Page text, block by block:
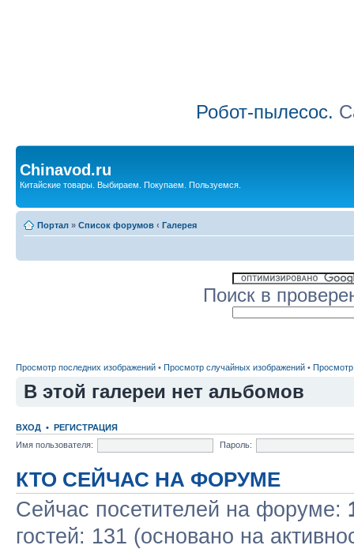
Робот-пылесос.
Chinavod.ru
Китайские товары. Выбираем. Покупаем. Пользуемся.
Портал » Список форумов ‹ Галерея
Поиск в
Просмотр последних изображений • Просмотр случайных изображений • Просмотр
В этой галереи нет альбомов
ВХОД • РЕГИСТРАЦИЯ
Имя пользователя:
Пароль:
КТО СЕЙЧАС НА ФОРУМЕ
Сейчас посетителей на форуме:
гостей: 131 (основано на